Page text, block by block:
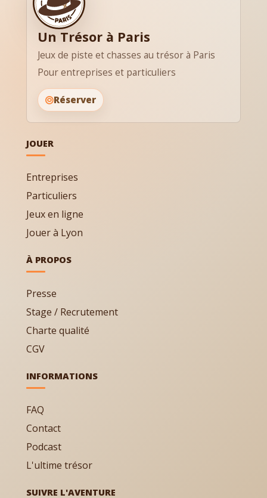
Un Trésor à Paris
Jeux de piste et chasses au trésor à Paris
Pour entreprises et particuliers
Réserver
JOUER
Entreprises
Particuliers
Jeux en ligne
Jouer à Lyon
À PROPOS
Presse
Stage / Recrutement
Charte qualité
CGV
INFORMATIONS
FAQ
Contact
Podcast
L'ultime trésor
SUIVRE L'AVENTURE